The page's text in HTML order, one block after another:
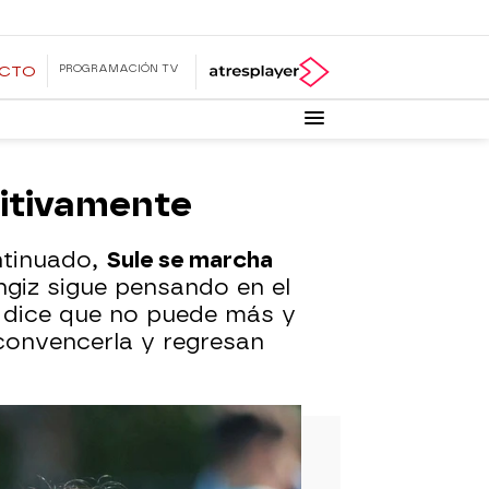
PROGRAMACIÓN TV
Sule se marcha
sigue pensando en el
dice que no puede más y
y regresan